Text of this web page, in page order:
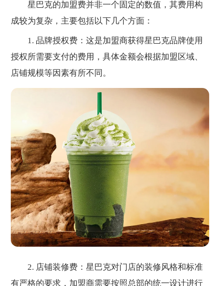
星巴克的加盟费并非一个固定的数值，其费用构
成较为复杂，主要包括以下几个方面：
1. 品牌授权费：这是加盟商获得星巴克品牌使用
授权所需要支付的费用，具体金额会根据加盟区域、
店铺规模等因素有所不同。
2. 店铺装修费：星巴克对门店的装修风格和标准
有严格的要求，加盟商需要按照总部的统一设计进行